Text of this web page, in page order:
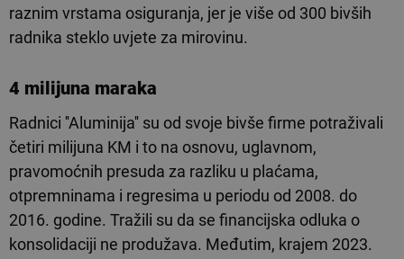
raznim vrstama osiguranja, jer je više od 300 bivših
radnika steklo uvjete za mirovinu.
4 milijuna maraka
Radnici ''Aluminija'' su od svoje bivše firme potraživali
četiri milijuna KM i to na osnovu, uglavnom,
pravomoćnih presuda za razliku u plaćama,
otpremninama i regresima u periodu od 2008. do
2016. godine. Tražili su da se financijska odluka o
konsolidaciji ne produžava. Međutim, krajem 2023.